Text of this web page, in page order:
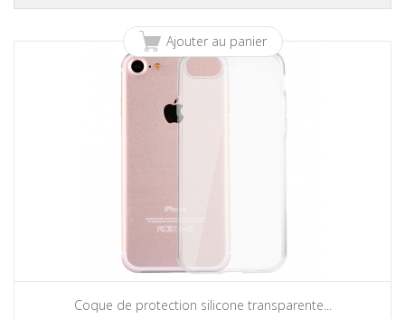
Ajouter au panier
Coque de protection silicone transparente...